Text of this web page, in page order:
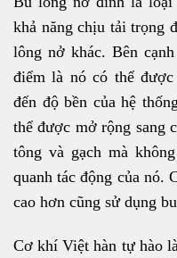
khả năng chịu tải trọng
lông nở khác. Bên
điểm là nó có thể
đến độ bền của hệ
thể được mở rộng sang
tông và gạch mà
quanh tác động của nó.
cao hơn cũng sử dụng
Cơ khí Việt hàn tự hào